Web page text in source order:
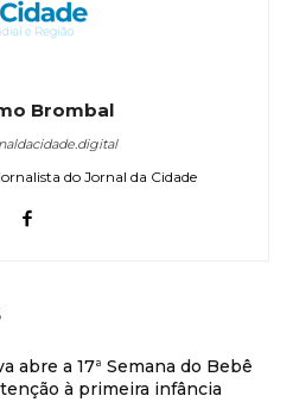
Brombal
do Jornal da Cidade
abre a 17ª Semana do Bebê
à primeira infância